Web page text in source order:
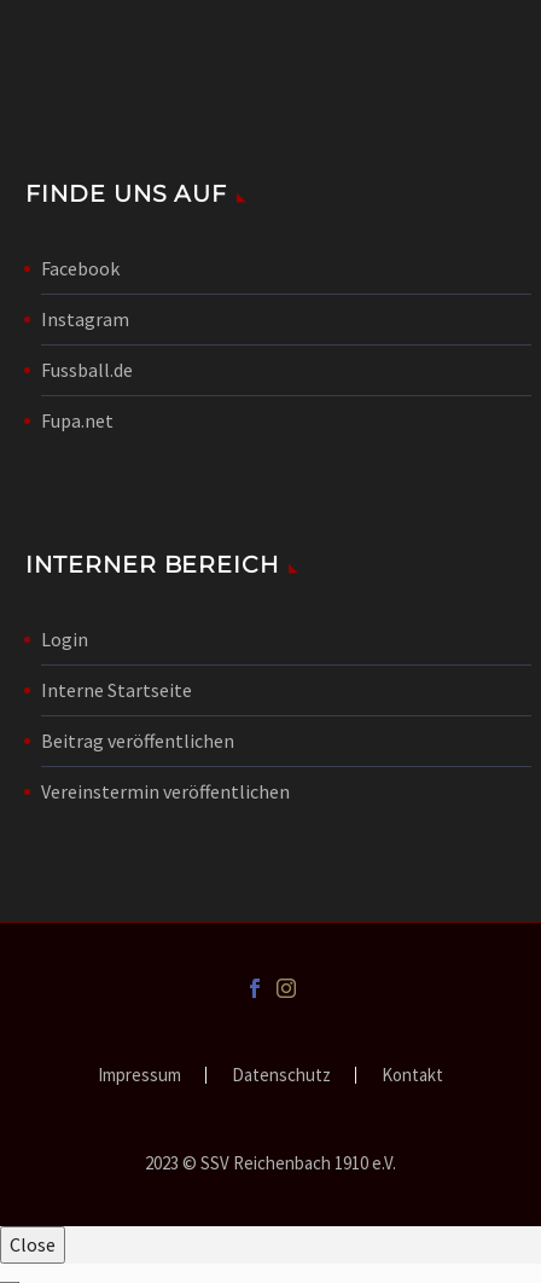
FINDE UNS AUF
Facebook
Instagram
Fussball.de
Fupa.net
INTERNER BEREICH
Login
Interne Startseite
Beitrag veröffentlichen
Vereinstermin veröffentlichen
Impressum Datenschutz Kontakt
2023 © SSV Reichenbach 1910 e.V.
Close